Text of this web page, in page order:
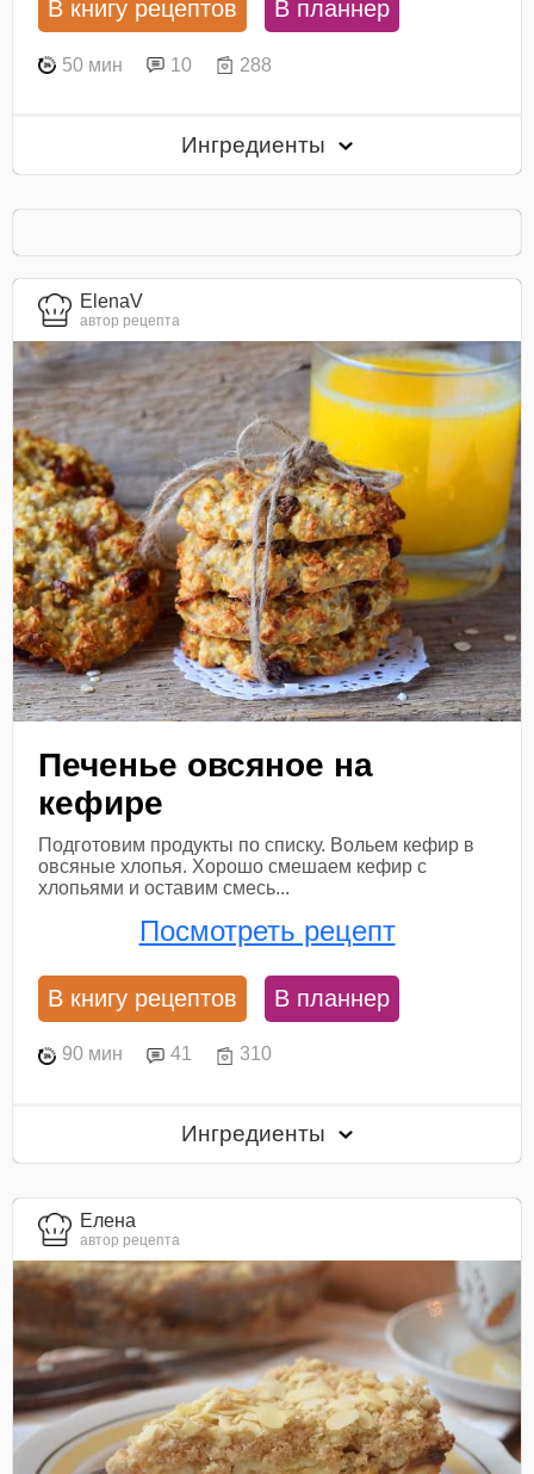
В книгу рецептов В планнер
50 мин 10 288
Ингредиенты
ElenaV
автор рецепта
Печенье овсяное на
кефире
Подготовим продукты по списку. Вольем кефир в
овсяные хлопья. Хорошо смешаем кефир с
хлопьями и оставим смесь...
Посмотреть рецепт
В книгу рецептов В планнер
90 мин 41 310
Ингредиенты
Елена
автор рецепта